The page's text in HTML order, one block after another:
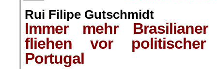
Rui Filipe Gutschmidt
Immer mehr Brasilianer
fliehen vor politischer
Portugal